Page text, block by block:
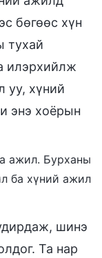
бөгөөс хүн
тухай
илэрхийлж
уу, хүний
энэ хоёрын
ажил. Бурханы
ба хүний ажил
шинэ
Та нар